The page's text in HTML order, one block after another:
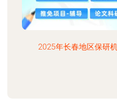
2025年长春地区保研